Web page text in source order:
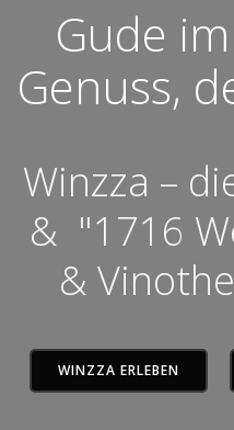
Gude
Genuss,
Winzza –
& "1716
&
WINZZA ERLEBEN